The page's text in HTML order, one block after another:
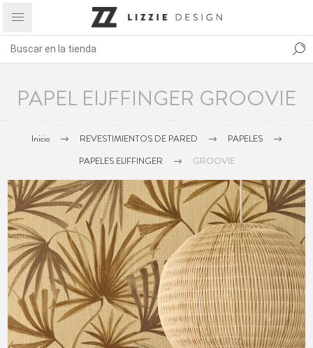
PAPEL EIJFFINGER GROOVIE
Inicio REVESTIMIENTOS DE PARED
PAPELES
PAPELES EIJFFINGER
GROOVIE